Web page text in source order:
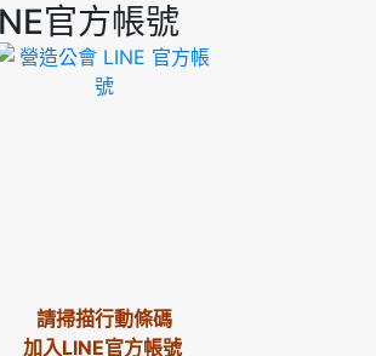
官方帳號
請掃描行動條碼
加入LINE官方帳號